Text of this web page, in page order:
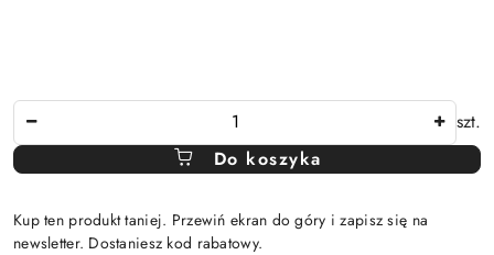
szt.
Do koszyka
Kup ten produkt taniej. Przewiń ekran do góry i zapisz się na
newsletter. Dostaniesz kod rabatowy.